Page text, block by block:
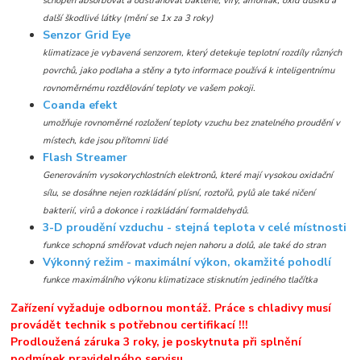
další škodlivé látky (mění se 1x za 3 roky)
Senzor Grid Eye
klimatizace je vybavená senzorem, který detekuje teplotní rozdíly různých
povrchů, jako podlaha a stěny a tyto informace používá k inteligentnímu
rovnoměrnému rozdělování teploty ve vašem pokoji.
Coanda efekt
umožňuje rovnoměrné rozložení teploty vzuchu bez znatelného proudění v
místech, kde jsou přítomni lidé
Flash Streamer
Generováním vysokorychlostních elektronů, které mají vysokou oxidační
sílu, se dosáhne nejen rozkládání plísní, roztořů, pylů ale také ničení
bakterií, virů a dokonce i rozkládání formaldehydů.
3-D proudění vzduchu - stejná teplota v celé místnosti
funkce schopná směřovat vduch nejen nahoru a dolů, ale také do stran
Výkonný režim - maximální výkon, okamžité pohodlí
funkce maximálního výkonu klimatizace stisknutím jediného tlačítka
Zařízení vyžaduje odbornou montáž. Práce s chladivy musí
provádět technik s potřebnou certifikací !!!
Prodloužená záruka 3 roky, je poskytnuta při splnění